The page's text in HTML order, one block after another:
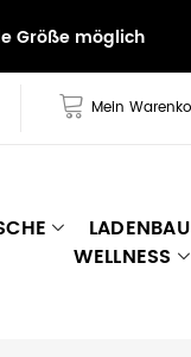
Größe möglich
Mein
LADENBAU
WELLNESS